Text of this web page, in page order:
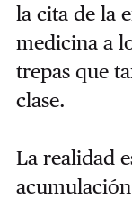
la cita de la
medicina a
trepas que
clase.
La realidad